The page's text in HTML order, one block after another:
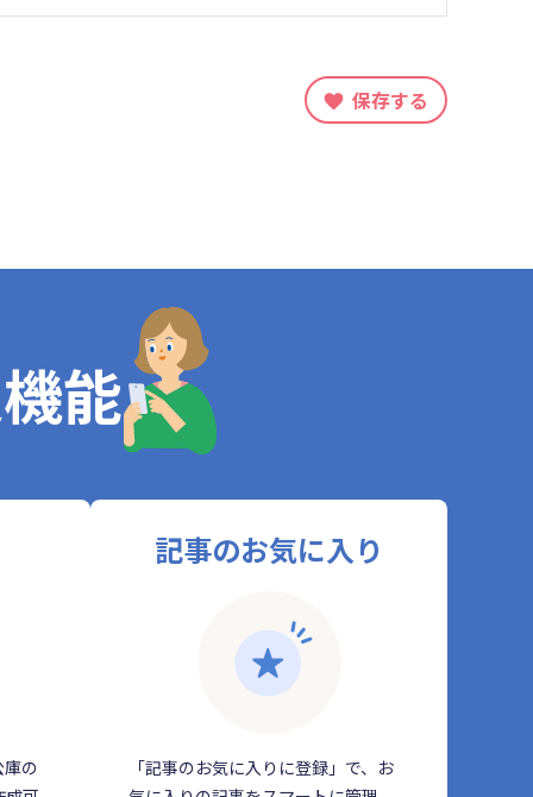
保存する
能
の
記事のお気に入り
「記事のお気に入りに登録」で、お